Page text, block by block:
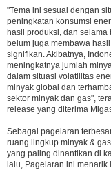
"Tema ini sesuai dengan
peningkatan konsumsi
hasil produksi, dan
belum juga membawa
signifikan. Akibatnya,
meningkatnya jumlah
dalam situasi volatilitas
minyak global dan
sektor minyak dan gas",
release yang diterima
Sebagai pagelaran
ruang lingkup minyak &
yang paling dinantikan di
lalu, Pagelaran ini